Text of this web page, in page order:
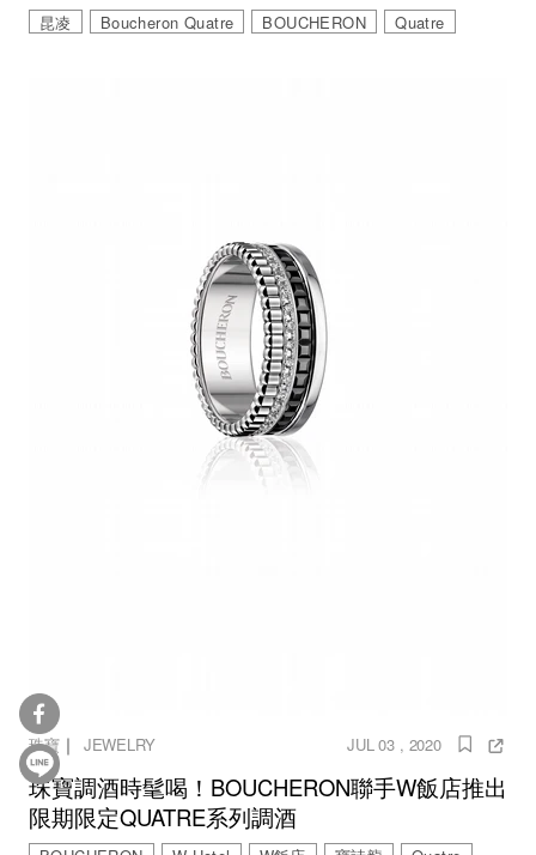
昆凌 Boucheron Quatre BOUCHERON Quatre
珠寶｜ JEWELRY JUL 03 , 2020
珠寶調酒時髦喝！BOUCHERON聯手W飯店推出
限期限定QUATRE系列調酒